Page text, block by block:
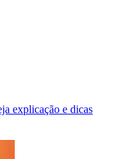
explicação e dicas